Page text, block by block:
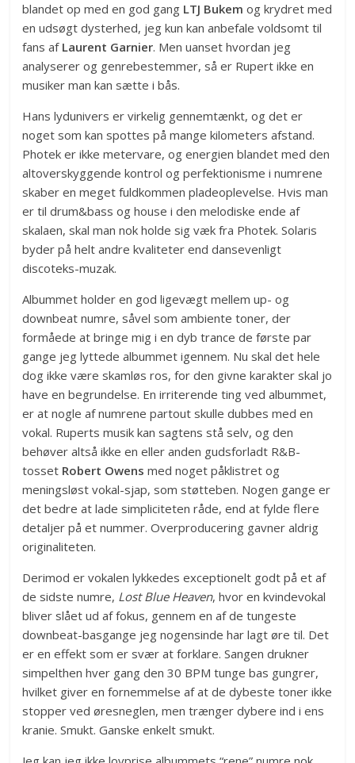
blandet op med en god gang LTJ Bukem og krydret med
en udsøgt dysterhed, jeg kun kan anbefale voldsomt til
fans af Laurent Garnier. Men uanset hvordan jeg
analyserer og genrebestemmer, så er Rupert ikke en
musiker man kan sætte i bås.
Hans lydunivers er virkelig gennemtænkt, og det er
noget som kan spottes på mange kilometers afstand.
Photek er ikke metervare, og energien blandet med den
altoverskyggende kontrol og perfektionisme i numrene
skaber en meget fuldkommen pladeoplevelse. Hvis man
er til drum&bass og house i den melodiske ende af
skalaen, skal man nok holde sig væk fra Photek. Solaris
byder på helt andre kvaliteter end dansevenligt
discoteks-muzak.
Albummet holder en god ligevægt mellem up- og
downbeat numre, såvel som ambiente toner, der
formåede at bringe mig i en dyb trance de første par
gange jeg lyttede albummet igennem. Nu skal det hele
dog ikke være skamløs ros, for den givne karakter skal jo
have en begrundelse. En irriterende ting ved albummet,
er at nogle af numrene partout skulle dubbes med en
vokal. Ruperts musik kan sagtens stå selv, og den
behøver altså ikke en eller anden gudsforladt R&B-
tosset Robert Owens med noget påklistret og
meningsløst vokal-sjap, som støtteben. Nogen gange er
det bedre at lade simpliciteten råde, end at fylde flere
detaljer på et nummer. Overproducering gavner aldrig
originaliteten.
Derimod er vokalen lykkedes exceptionelt godt på et af
de sidste numre, Lost Blue Heaven, hvor en kvindevokal
bliver slået ud af fokus, gennem en af de tungeste
downbeat-basgange jeg nogensinde har lagt øre til. Det
er en effekt som er svær at forklare. Sangen drukner
simpelthen hver gang den 30 BPM tunge bas gungrer,
hvilket giver en fornemmelse af at de dybeste toner ikke
stopper ved øresneglen, men trænger dybere ind i ens
kranie. Smukt. Ganske enkelt smukt.